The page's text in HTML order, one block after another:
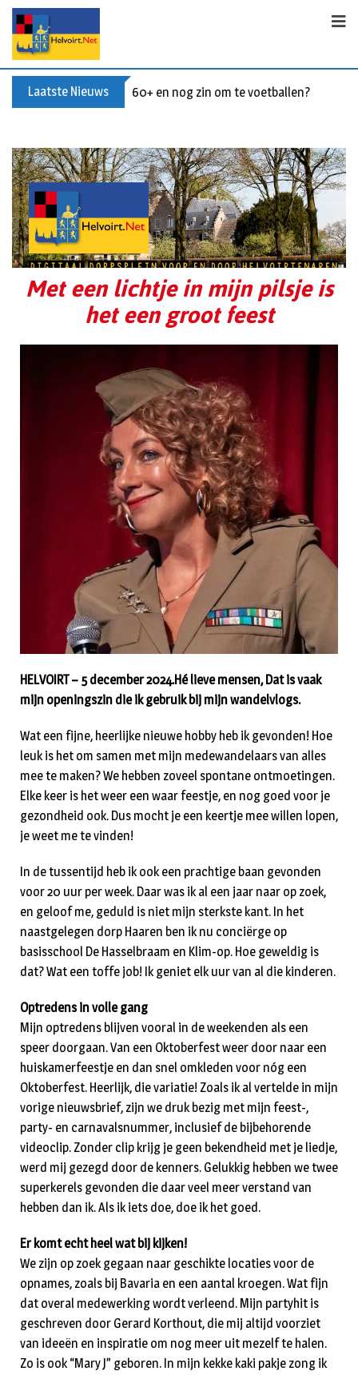
Laatste Nieuws 60+ en nog zin om te voetballen? Kom
Met een lichtje in mijn pilsje is
het een groot feest
HELVOIRT – 5 december 2024.Hé lieve mensen, Dat is vaak
mijn openingszin die ik gebruik bij mijn wandelvlogs.
Wat een fijne, heerlijke nieuwe hobby heb ik gevonden! Hoe
leuk is het om samen met mijn medewandelaars van alles
mee te maken? We hebben zoveel spontane ontmoetingen.
Elke keer is het weer een waar feestje, en nog goed voor je
gezondheid ook. Dus mocht je een keertje mee willen lopen,
je weet me te vinden!
In de tussentijd heb ik ook een prachtige baan gevonden
voor 20 uur per week. Daar was ik al een jaar naar op zoek,
en geloof me, geduld is niet mijn sterkste kant. In het
naastgelegen dorp Haaren ben ik nu conciërge op
basisschool De Hasselbraam en Klim-op. Hoe geweldig is
dat? Wat een toffe job! Ik geniet elk uur van al die kinderen.
Optredens in volle gang
Mijn optredens blijven vooral in de weekenden als een
speer doorgaan. Van een Oktoberfest weer door naar een
huiskamerfeestje en dan snel omkleden voor nóg een
Oktoberfest. Heerlijk, die variatie! Zoals ik al vertelde in mijn
vorige nieuwsbrief, zijn we druk bezig met mijn feest-,
party- en carnavalsnummer, inclusief de bijbehorende
videoclip. Zonder clip krijg je geen bekendheid met je liedje,
werd mij gezegd door de kenners. Gelukkig hebben we twee
superkerels gevonden die daar veel meer verstand van
hebben dan ik. Als ik iets doe, doe ik het goed.
Er komt echt heel wat bij kijken!
We zijn op zoek gegaan naar geschikte locaties voor de
opnames, zoals bij Bavaria en een aantal kroegen. Wat fijn
dat overal medewerking wordt verleend. Mijn partyhit is
geschreven door Gerard Korthout, die mij altijd voorziet
van ideeën en inspiratie om nog meer uit mezelf te halen.
Zo is ook “Mary J” geboren. In mijn kekke kaki pakje zong ik